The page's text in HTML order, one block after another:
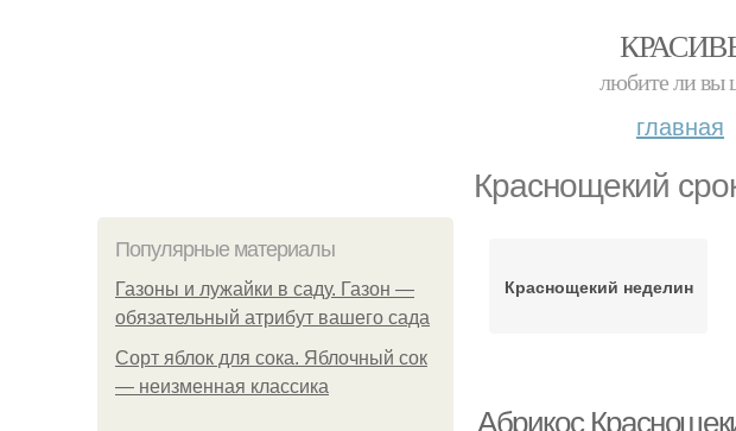
любите ли вы
главная
Краснощекий
Популярные материалы
Газоны и лужайки в саду. Газон —
обязательный атрибут вашего сада
Сорт яблок для сока. Яблочный сок
— неизменная классика
Краснощекий неделин
Абрикос